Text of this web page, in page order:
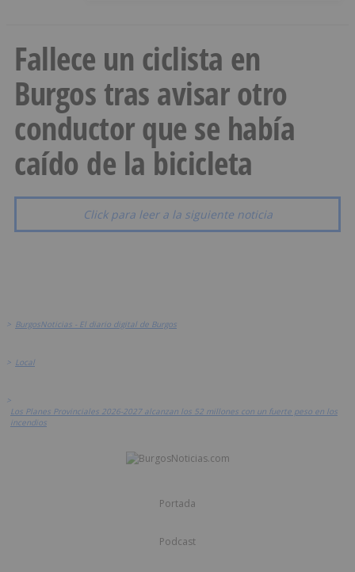
Fallece un ciclista en
Burgos tras avisar otro
conductor que se había
caído de la bicicleta
Click para leer a la siguiente noticia
> BurgosNoticias - El diario digital de Burgos
> Local
>
Los Planes Provinciales 2026-2027 alcanzan los 52 millones con un fuerte peso en los
incendios
Portada
Podcast